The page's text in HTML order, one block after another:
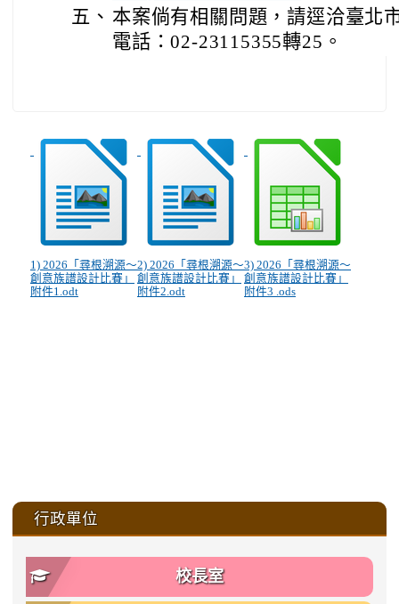
五、 本案倘有相關問題，請逕洽臺北
電話：02-23115355轉25。
1) 2026「尋根溯源～
創意族譜設計比賽」
附件1.odt
2) 2026「尋根溯源～
創意族譜設計比賽」
附件2.odt
3) 2026「尋根溯源～
創意族譜設計比賽」
附件3 .ods
::: 行政單位
校長室